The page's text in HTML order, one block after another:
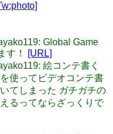
Global Game
す！
[URL]
絵コンテ書く
使ってビデオコンテ書
てしまった ガチガチの
るってならざっくりで